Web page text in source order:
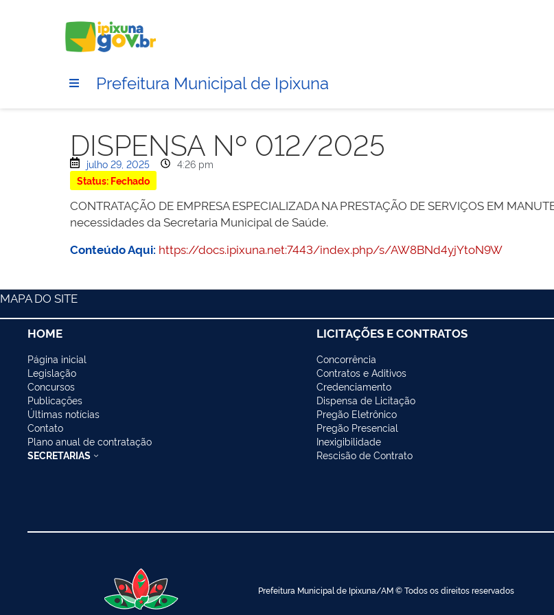
Prefeitura Municipal de Ipixuna
DISPENSA Nº 012/2025
julho 29, 2025
4:26 pm
Status: Fechado
CONTRATAÇÃO DE EMPRESA ESPECIALIZADA NA PRESTAÇÃO DE SERVIÇOS EM
necessidades da Secretaria Municipal de Saúde.
Conteúdo Aqui: https://docs.ipixuna.net:7443/index.php/s/AW8BNd4yjYtoN9W
MAPA DO SITE
HOME
Página inicial
Legislação
Concursos
Publicações
Últimas notícias
Contato
Plano anual de contratação
SECRETARIAS
LICITAÇÕES E CONTRATOS
Concorrência
Contratos e Aditivos
Credenciamento
Dispensa de Licitação
Pregão Eletrônico
Pregão Presencial
Inexigibilidade
Rescisão de Contrato
Prefeitura Municipal de Ipixuna/AM © Todos os direitos reservados